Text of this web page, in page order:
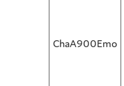
ChaA900Emo